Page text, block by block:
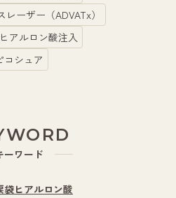
ーザー（ADVATx）
アルロン酸注入
コシュア
ーワード
袋ヒアルロン酸